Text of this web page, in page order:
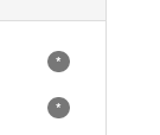
*
*
*
*
*